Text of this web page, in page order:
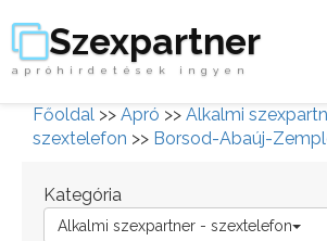
Szexpartner
apróhirdetések ingyen
Főoldal >> Apró >> Alkalmi
szextelefon >> Borsod-Abaúj-
Kategória
Alkalmi szexpartner - szextelefon